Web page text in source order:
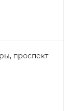
проспект